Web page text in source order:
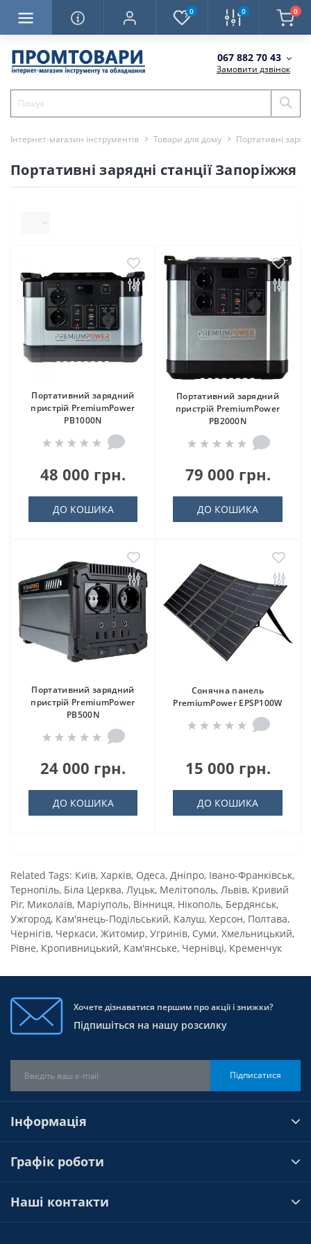
0 0 0
067 882 70 43
Замовити дзвінок
Інтернет-магазин інструментів Товари для дому Портативні
Портативні зарядні станції Запоріжжя
Портативний зарядний
пристрій PremiumPower
PB1000N
48 000 грн.
ДО КОШИКА
Портативний зарядний
пристрій PremiumPower
PB2000N
79 000 грн.
ДО КОШИКА
Портативний зарядний
пристрій PremiumPower
PB500N
24 000 грн.
ДО КОШИКА
Сонячна панель
PremiumPower EPSP100W
15 000 грн.
ДО КОШИКА
Related Tags: Київ, Харків, Одеса, Дніпро, Івано-Франківськ,
Тернопіль, Біла Церква, Луцьк, Мелітополь, Львів, Кривий
Ріг, Миколаїв, Маріуполь, Вінниця, Нікополь, Бердянськ,
Ужгород, Кам'янець-Подільський, Калуш, Херсон, Полтава,
Чернігів, Черкаси, Житомир, Угринів, Суми, Хмельницький,
Рівне, Кропивницький, Кам'янське, Чернівці, Кременчук
Хочете дізнаватися першим про акції і знижки?
Підпишіться на нашу розсилку
Підписатися
Інформація
Графік роботи
Наші контакти